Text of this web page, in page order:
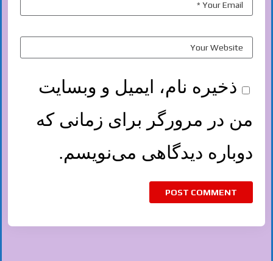
ذخیره نام، ایمیل و وبسایت
من در مرورگر برای زمانی که
دوباره دیدگاهی می‌نویسم.